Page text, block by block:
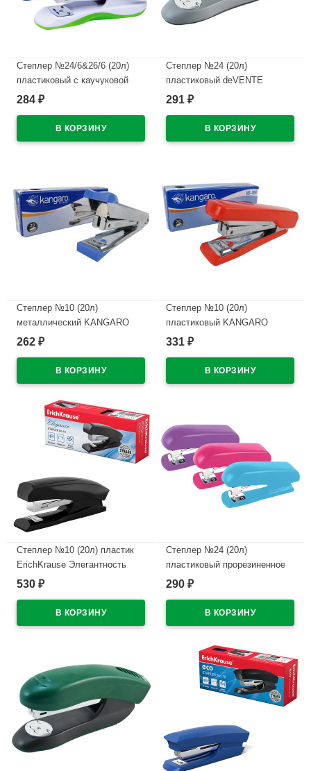
Степлер №24/6&26/6 (20л)
пластиковый с каучуковой
вставкой deVENTE Колор
284 ₽
Степлер №24 (20л)
пластиковый deVENTE
арт.4142349
291 ₽
Степлер №10 (20л)
металлический KANGARO
арт.№.10
262 ₽
Степлер №10 (20л)
пластиковый KANGARO
арт.HS-10H
331 ₽
Степлер №10 (20л) пластик
ErichKrause Элегантность
(Elegance) с антистеплером
530 ₽
Степлер №24 (20л)
пластиковый прорезиненное
покрытие deVENTE
290 ₽